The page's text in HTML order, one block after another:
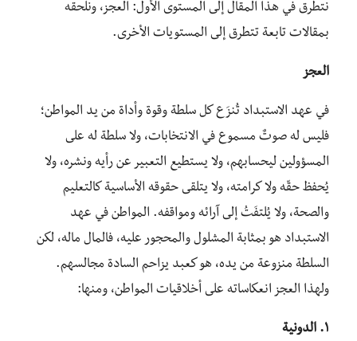
نتطرق في هذا المقال إلى المستوى الأول: العجز، ونلحقه
بمقالات تابعة تتطرق إلى المستويات الأخرى.
العجز
في عهد الاستبداد تُنزَع كل سلطة وقوة وأداة من يد المواطن؛
فليس له صوتٌ مسموع في الانتخابات، ولا سلطة له على
المسؤولين ليحسابهم، ولا يستطيع التعبير عن رأيه ونشره، ولا
يُحفظ حقّه ولا كرامته، ولا يتلقى حقوقه الأساسية كالتعليم
والصحة، ولا يُلتفَتُ إلى آرائه ومواقفه. المواطن في عهد
الاستبداد هو بمثابة المشلول والمحجور عليه، فالمال ماله، لكن
السلطة منزوعة من يده، هو كعبد يزاحم السادة مجالسهم.
ولهذا العجز انعكاساته على أخلاقيات المواطن، ومنها:
١. الدونية